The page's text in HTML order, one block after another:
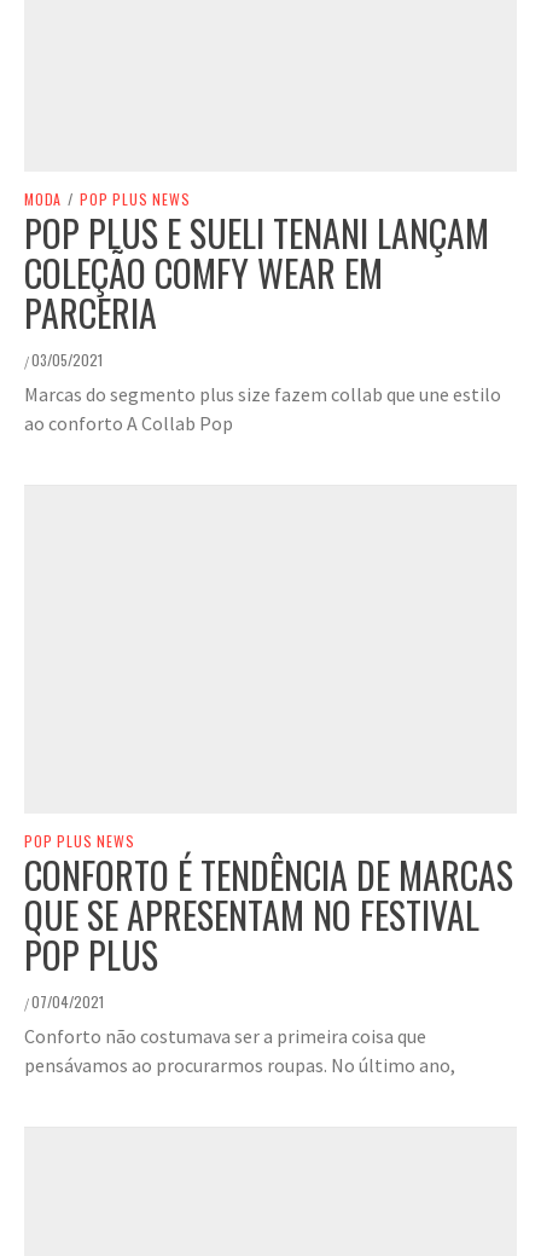
MODA / POP PLUS NEWS
POP PLUS E SUELI TENANI LANÇAM
COLEÇÃO COMFY WEAR EM
PARCERIA
/03/05/2021
Marcas do segmento plus size fazem collab que une estilo
ao conforto A Collab Pop
POP PLUS NEWS
CONFORTO É TENDÊNCIA DE MARCAS
QUE SE APRESENTAM NO FESTIVAL
POP PLUS
/07/04/2021
Conforto não costumava ser a primeira coisa que
pensávamos ao procurarmos roupas. No último ano,